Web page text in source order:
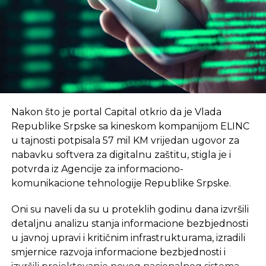
smještene u NTP – istakao je Radoslav Gajanin,
rektor Univerziteta u Banjaluci, prenosi RTRS.
Nikola Dragović, direktor Naučno-tehnološkog
parka Republike Srpske, najavio je, kako navodi
RTRS, još neke novine.
početi sprovoditi jeste program kampa za koji
intenzivno traje kampanja jedinstveni startap
program za mlade od 18 do 35 godina– rekao je
Dragović.
Vlada Srpske je prošle godine usvojila informaciju o
tehnološki razvoj.
– Za razvoj preduzetništva i inovativnosti kod
mladih ljudi, to je cilj ovog projekta – poručio
Cilj je da u 2024. godini broj trgovaca poraste
na preko 2.000, i da ukupan promet preko sajta
bude preko 70 mil EUR– saopšteno je na
eKapija
Nakon što je portal Capital otkrio da je Vlada
Republike Srpske sa kineskom kompanijom ELINC
u tajnosti potpisala 57 mil KM vrijedan ugovor za
nabavku softvera za digitalnu zaštitu, stigla je i
potvrda iz Agencije za informaciono-
komunikacione tehnologije Republike Srpske.
Oni su naveli da su u proteklih godinu dana izvršili
detaljnu analizu stanja informacione bezbjednosti
u javnoj upravi i kritičnim infrastrukturama, izradili
smjernice razvoja informacione bezbjednosti i